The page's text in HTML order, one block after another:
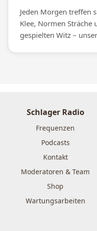
Jeden Morgen treffen
Klee, Normen Sträche
gespielten Witz –
Schlager Radio
Frequenzen
Podcasts
Kontakt
Moderatoren & Team
Shop
Wartungsarbeiten